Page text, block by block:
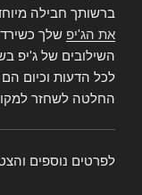
ברשותך חבילה
את הג'יפ שלך
השילובים של ג'יפ
לכל הדעות וכיום
החלטה לשחזר
לפרטים נוספים